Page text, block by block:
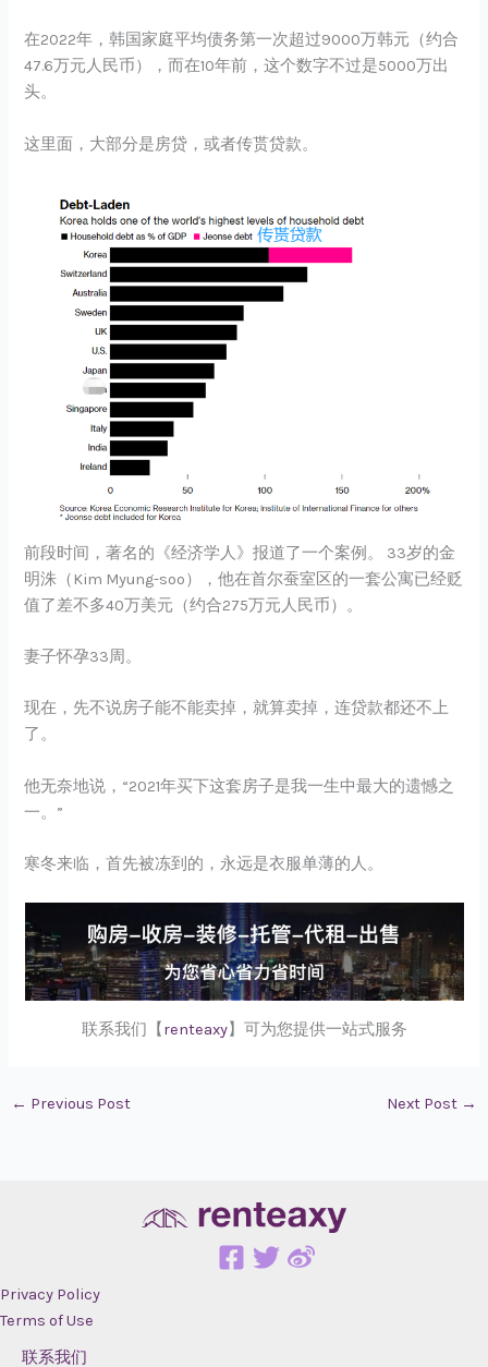
在2022年，韩国家庭平均债务第一次超过9000万韩元（约合
47.6万元人民币），而在10年前，这个数字不过是5000万出
头。
这里面，大部分是房贷，或者传贳贷款。
前段时间，著名的《经济学人》报道了一个案例。 33岁的金
明洙（Kim Myung-soo），他在首尔蚕室区的一套公寓已经贬
值了差不多40万美元（约合275万元人民币）。
妻子怀孕33周。
现在，先不说房子能不能卖掉，就算卖掉，连贷款都还不上
了。
他无奈地说，“2021年买下这套房子是我一生中最大的遗憾之
一。”
寒冬来临，首先被冻到的，永远是衣服单薄的人。
联系我们【 renteaxy】可为您提供一站式服务
← Previous Post Next Post →
Privacy Policy
Terms of Use
联系我们